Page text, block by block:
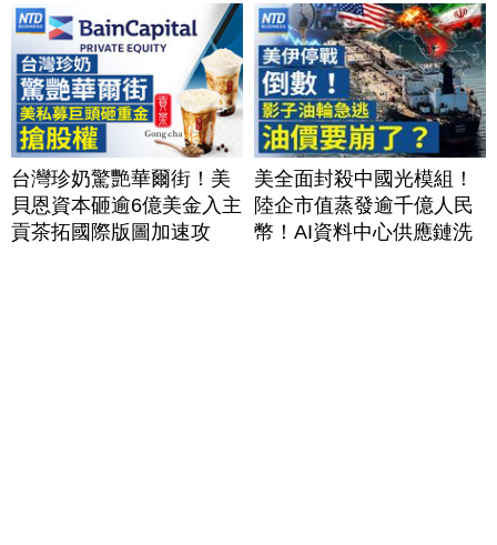
台灣珍奶驚艷華爾街！美
貝恩資本砸逾6億美金入主
貢茶拓國際版圖加速攻
美全面封殺中國光模組！
陸企市值蒸發逾千億人民
幣！AI資料中心供應鏈洗